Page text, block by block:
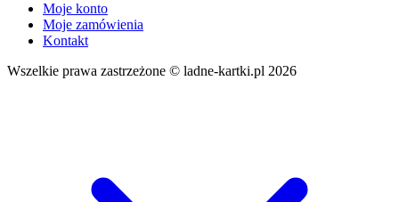
Moje konto
Moje zamówienia
Kontakt
Wszelkie prawa zastrzeżone © ladne-kartki.pl 2026